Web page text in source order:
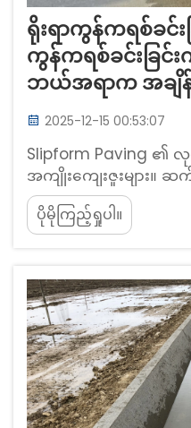
ရိုးရာကွန်ကရစ်ခင်း
ကွန်ကရစ်ခင်းခြင်း
ဘယ်အရာက အချိန်
2025-12-15 00:53:07
Slipform Paving ၏
အကျိုးကျေးဇူးများ။
ပေါင်းစပ်လုပ်ဆောင်မှုမျ
များကို ဖယ်ရှားပေးပ
fixed-form နည်းလမ်း
အဘယ်ကြောင့်ဆိုသော်
ဆက်တိုက်ဖိအားပေး၍ ထု
ပါသည်။
ပိုမိုကြည့်ရှုပါ။